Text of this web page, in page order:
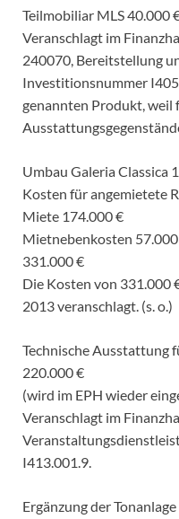
Teilmobiliar MLS 40.000
Veranschlagt im
240070, Bereitstellung
Investitionsnummer
genannten Produkt, weil
Umbau Galeria Classica
Kosten für angemietete
Miete 174.000 €
Mietnebenkosten
331.000 €
Die Kosten von 331.000
2013 veranschlagt. (s. o.)
Technische Ausstattung
220.000 €
(wird im EPH wieder
Veranschlagt im
I413.001.9.
Ergänzung der